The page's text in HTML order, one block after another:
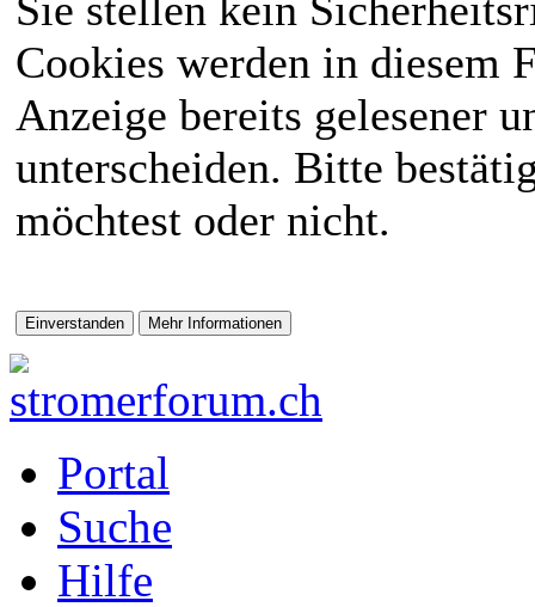
Cookies werden in diesem
Anzeige bereits gelesener
unterscheiden. Bitte
möchtest oder nicht.
Portal
Suche
Hilfe